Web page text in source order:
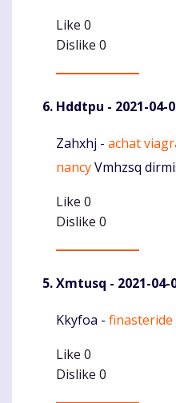
Like 0
Dislike 0
Hddtpu - 2021-04-
Komentaras
Zahxhj - achat
nancyVmhzsq
Like 0
Dislike 0
Xmtusq - 2021-04-
Komentaras
Kkyfoa -
Like 0
Dislike 0